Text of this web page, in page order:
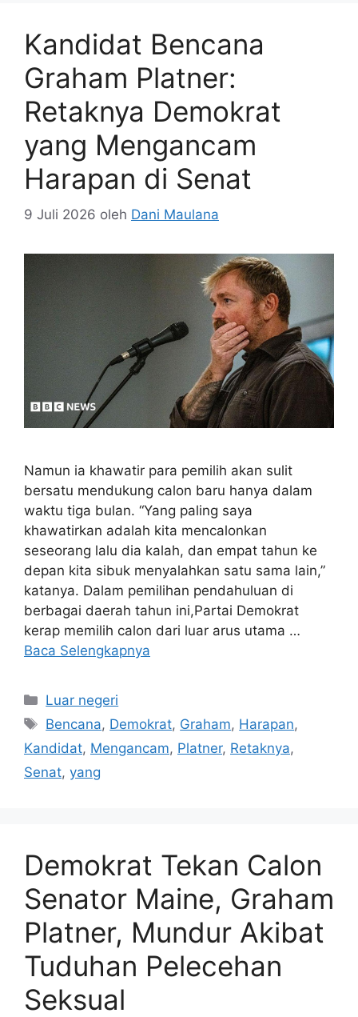
Kandidat Bencana
Graham Platner:
Retaknya Demokrat
yang Mengancam
Harapan di Senat
9 Juli 2026 oleh Dani Maulana
Namun ia khawatir para pemilih akan sulit
bersatu mendukung calon baru hanya dalam
waktu tiga bulan. “Yang paling saya
khawatirkan adalah kita mencalonkan
seseorang lalu dia kalah, dan empat tahun ke
depan kita sibuk menyalahkan satu sama lain,”
katanya. Dalam pemilihan pendahuluan di
berbagai daerah tahun ini,Partai Demokrat
kerap memilih calon dari luar arus utama …
Baca Selengkapnya
Kategori
Luar negeri
Tag
Bencana, Demokrat, Graham, Harapan,
Kandidat, Mengancam, Platner, Retaknya,
Senat, yang
Demokrat Tekan Calon
Senator Maine, Graham
Platner, Mundur Akibat
Tuduhan Pelecehan
Seksual